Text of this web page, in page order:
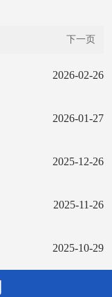
下一页
2026-02-26
2026-01-27
2025-12-26
2025-11-26
2025-10-29